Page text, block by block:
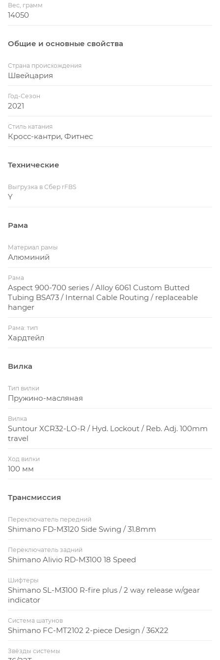
уровнем оборудования.
развить максимальную скорость за короткое время.
Байк оборудован переключателем Shimano Alivio
RD-M3100, 18 Speed, чтобы менять передачи во
Вес, грамм
14050
Общие и основные свойства
Страна происхождения
Швейцария
Год-Сезон
2021
Стиль катания
Кросс-кантри, Фитнес
Технические
Выгрузка в Сбер rFBS
Y
Рама
Материал рамы
Алюминий
Рама
Aspect 900-700 series / Alloy 6061 Custom Butted
Tubing BSA73 / Internal Cable Routing / replaceable
hanger
Рама: тип
Хардтейл
Вилка
Тип вилки
Пружино-масляная
Вилка
Suntour XCR32-LO-R / Hyd. Lockout / Reb. Adj. 100mm
travel
Ход вилки
100 мм
Трансмиссия
Переключатель передний
Shimano FD-M3120 Side Swing / 31.8mm
Переключатель задний
Shimano Alivio RD-M3100 18 Speed
Шифтеры
Shimano SL-M3100 R-fire plus / 2 way release w/gear
indicator
Система шатунов
Shimano FC-MT2102 2-piece Design / 36X22
Звёзды системы